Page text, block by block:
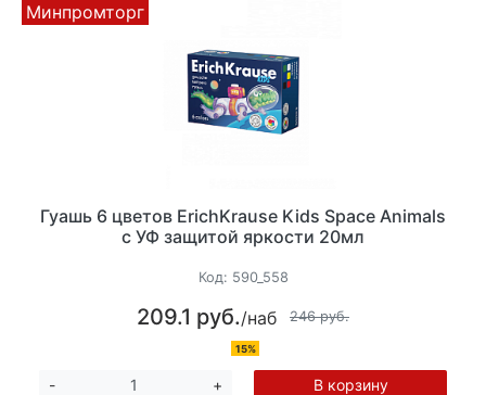
Минпромторг
Гуашь 6 цветов ErichKrause Kids Space Animals
с УФ защитой яркости 20мл
Код: 590_558
209.1 руб./наб 246 руб.
15%
- + В корзину